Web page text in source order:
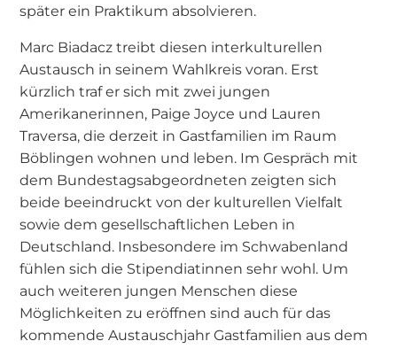
später ein Praktikum absolvieren.
Marc Biadacz treibt diesen interkulturellen
Austausch in seinem Wahlkreis voran. Erst
kürzlich traf er sich mit zwei jungen
Amerikanerinnen, Paige Joyce und Lauren
Traversa, die derzeit in Gastfamilien im Raum
Böblingen wohnen und leben. Im Gespräch mit
dem Bundestagsabgeordneten zeigten sich
beide beeindruckt von der kulturellen Vielfalt
sowie dem gesellschaftlichen Leben in
Deutschland. Insbesondere im Schwabenland
fühlen sich die Stipendiatinnen sehr wohl. Um
auch weiteren jungen Menschen diese
Möglichkeiten zu eröffnen sind auch für das
kommende Austauschjahr Gastfamilien aus dem